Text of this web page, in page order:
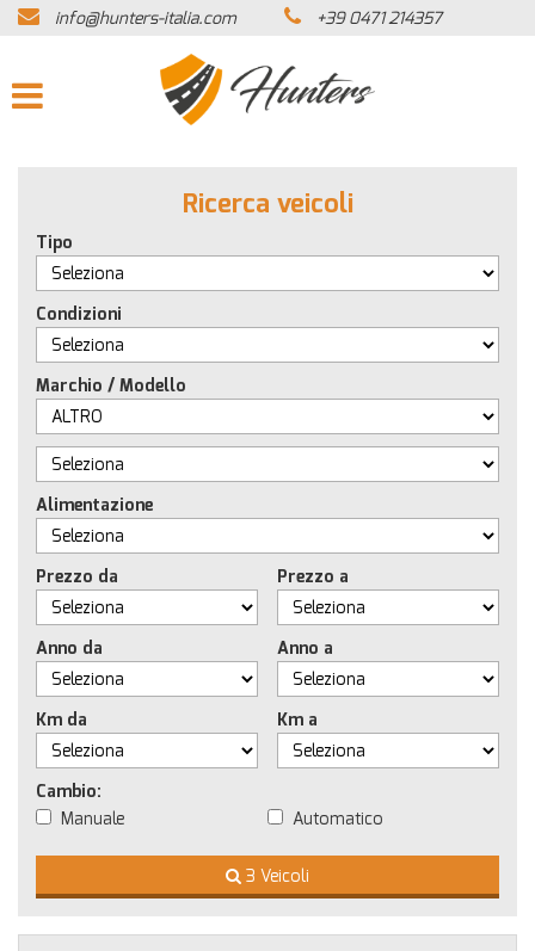
HOME
AZIENDA
ACQUISTIAMO USATO
ASSISTENZA
CONTATTI
NEWS
AREA COMMERCIANTI
info@hunters-italia.com +39 0471 214357
Ricerca veicoli
Tipo
Condizioni
Marchio / Modello
Alimentazione
Prezzo da Prezzo a
Anno da Anno a
Km da Km a
Cambio:
Manuale
Automatico
3 Veicoli